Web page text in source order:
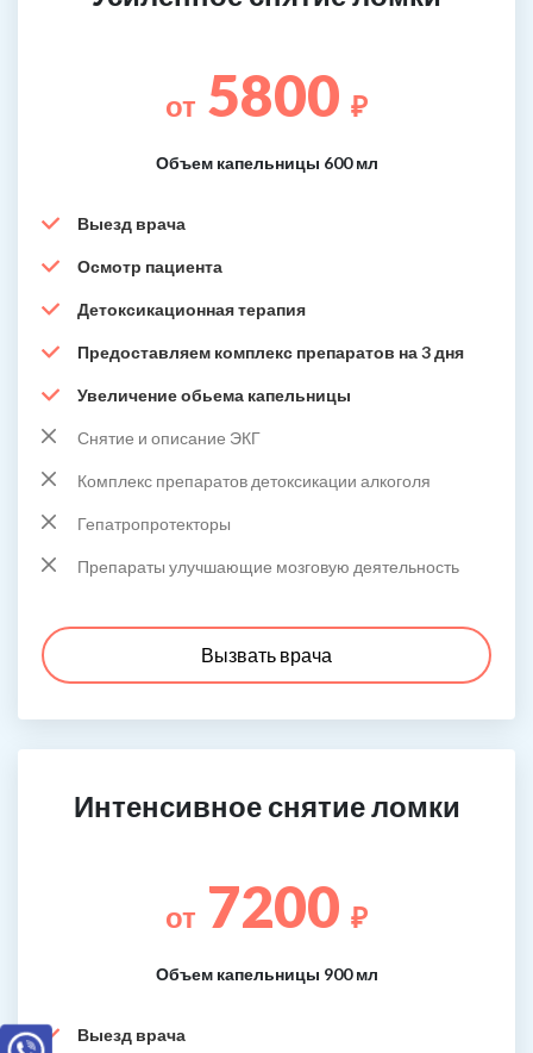
от 5800 ₽
Объем капельницы 600 мл
Выезд врача
Осмотр пациента
Детоксикационная терапия
Предоставляем комплекс препаратов на 3 дня
Увеличение обьема капельницы
Снятие и описание ЭКГ
Комплекс препаратов детоксикации алкоголя
Гепатропротекторы
Препараты улучшающие мозговую деятельность
Вызвать врача
Интенсивное снятие ломки
от 7200 ₽
Объем капельницы 900 мл
Выезд врача